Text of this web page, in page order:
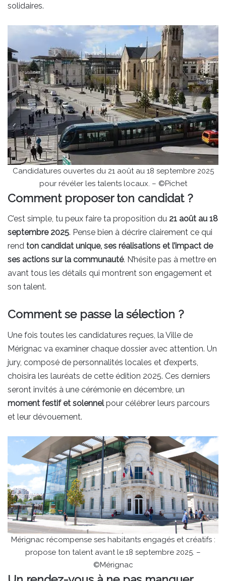
solidaires.
Candidatures ouvertes du 21 août au 18 septembre 2025
pour révéler les talents locaux. – ©Pichet
Comment proposer ton candidat ?
C’est simple, tu peux faire ta proposition du 21 août au 18
septembre 2025. Pense bien à décrire clairement ce qui
rend ton candidat unique, ses réalisations et l’impact de
ses actions sur la communauté. N’hésite pas à mettre en
avant tous les détails qui montrent son engagement et
son talent.
Comment se passe la sélection ?
Une fois toutes les candidatures reçues, la Ville de
Mérignac va examiner chaque dossier avec attention. Un
jury, composé de personnalités locales et d’experts,
choisira les lauréats de cette édition 2025. Ces derniers
seront invités à une cérémonie en décembre, un
moment festif et solennelpour célébrer leurs parcours
et leur dévouement.
Mérignac récompense ses habitants engagés et créatifs :
propose ton talent avant le 18 septembre 2025. –
©Mérignac